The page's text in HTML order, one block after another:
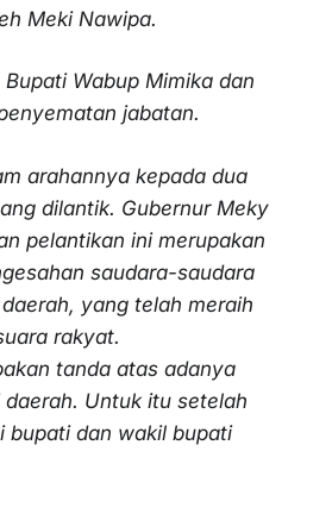
Meki Nawipa.
Wabup Mimika dan
jabatan.
arahannya kepada dua
dilantik. Gubernur Meky
pelantikan ini merupakan
saudara-saudara
yang telah meraih
rakyat.
tanda atas adanya
Untuk itu setelah
bupati dan wakil bupati